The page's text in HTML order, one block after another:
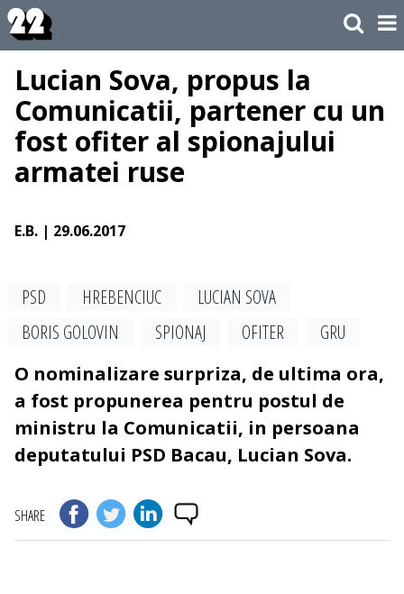
Lucian Sova, propus la
Comunicatii, partener cu un
fost ofiter al spionajului
armatei ruse
E.B. | 29.06.2017
PSD HREBENCIUC
LUCIAN SOVA
BORIS GOLOVIN
SPIONAJ OFITER
GRU
O nominalizare surpriza, de ultima ora,
a fost propunerea pentru postul de
ministru la Comunicatii, in persoana
deputatului PSD Bacau, Lucian Sova.
SHARE